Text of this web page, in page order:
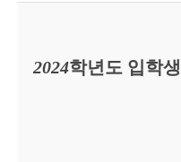
2024학년도 입학생